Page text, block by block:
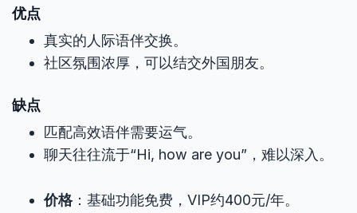
优点
真实的人际语伴交换。
社区氛围浓厚，可以结交外国朋友。
缺点
匹配高效语伴需要运气。
聊天往往流于“Hi, how are you”，难以深入。
价格：基础功能免费，VIP约400元/年。